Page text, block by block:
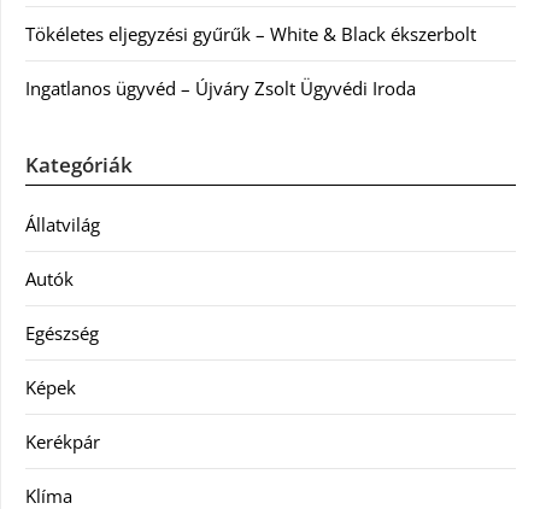
Tökéletes eljegyzési gyűrűk – White & Black ékszerbolt
Ingatlanos ügyvéd – Újváry Zsolt Ügyvédi Iroda
Kategóriák
Állatvilág
Autók
Egészség
Képek
Kerékpár
Klíma